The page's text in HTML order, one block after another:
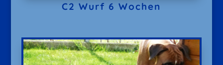
C2 Wurf 6 Wochen